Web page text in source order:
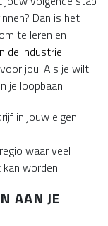
Dan is het
te leren en
de industrie
jou. Als je wilt
je loopbaan.
in jouw eigen
waar veel
worden.
AAN JE